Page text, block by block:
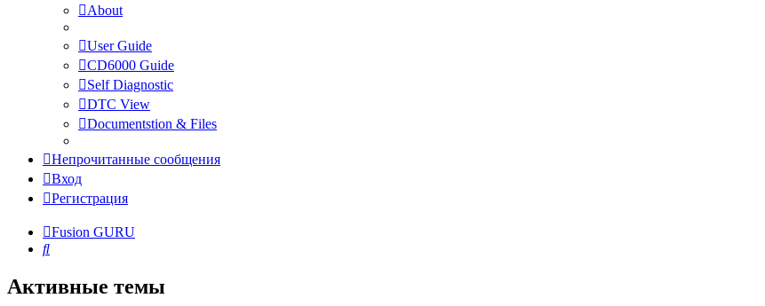
About
User Guide
CD6000 Guide
Self Diagnostic
DTC View
Documentstion & Files
Непрочитанные сообщения
Вход
Регистрация
Fusion GURU
Поиск
Активные темы